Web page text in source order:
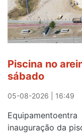
em
menos
de
24
após
campanha
reforço
Piscina no
sábado
05-08-2026 | 16:49
inauguração da